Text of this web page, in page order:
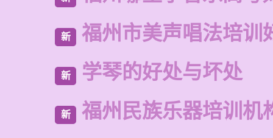
新 福州市美声唱法培训
新 学琴的好处与坏处
新 福州民族乐器培训机